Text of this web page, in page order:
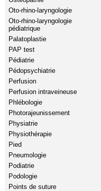
Oto-rhino-laryngologie
Oto-rhino-laryngologie
pédiatrique
Palatoplastie
PAP test
Pédiatrie
Pédopsychiatrie
Perfusion
Perfusion intraveineuse
Phlébologie
Photorajeunissement
Physiatrie
Physiothérapie
Pied
Pneumologie
Podiatrie
Podologie
Points de suture